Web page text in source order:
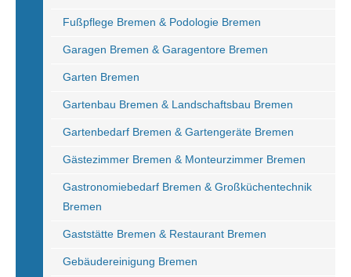
Fußpflege Bremen & Podologie Bremen
Garagen Bremen & Garagentore Bremen
Garten Bremen
Gartenbau Bremen & Landschaftsbau Bremen
Gartenbedarf Bremen & Gartengeräte Bremen
Gästezimmer Bremen & Monteurzimmer Bremen
Gastronomiebedarf Bremen & Großküchentechnik
Bremen
Gaststätte Bremen & Restaurant Bremen
Gebäudereinigung Bremen